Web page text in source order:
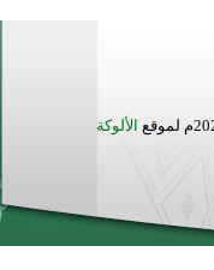
الألوكة